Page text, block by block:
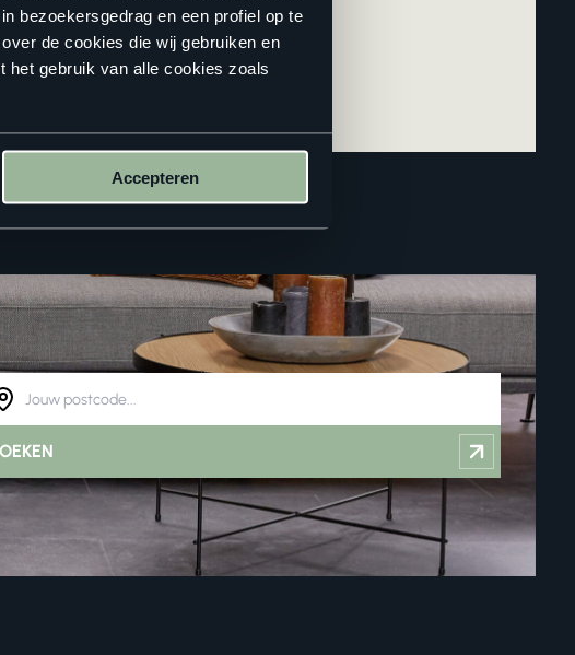
bezoekersgedrag en een profiel op te
de cookies die wij gebruiken en
het gebruik van alle cookies zoals
Accepteren